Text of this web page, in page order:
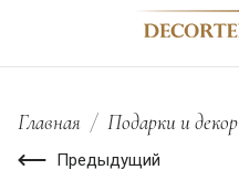
Главная / Подарки и декор
Предыдущий